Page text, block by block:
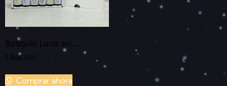
Botiquín Luna en…
$ 866.300
Comprar ahora